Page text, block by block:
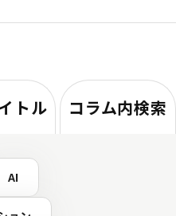
トル コラム内検索
AI